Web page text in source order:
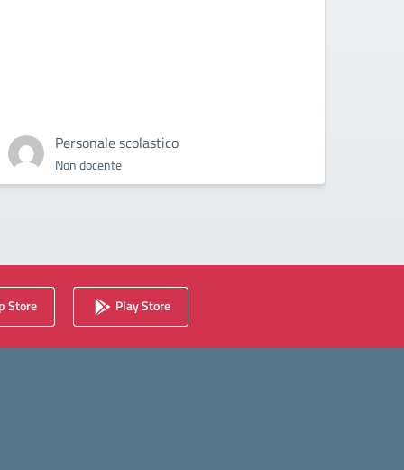
Personale scolastico
Non docente
Store Play Store